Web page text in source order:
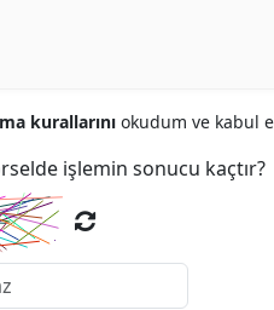
kurallarını okudum ve kabul
işlemin sonucu kaçtır?